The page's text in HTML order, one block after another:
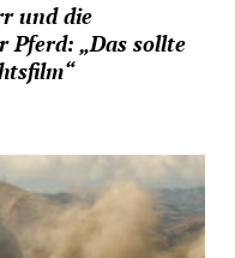
und die
Pferd: „Das sollte